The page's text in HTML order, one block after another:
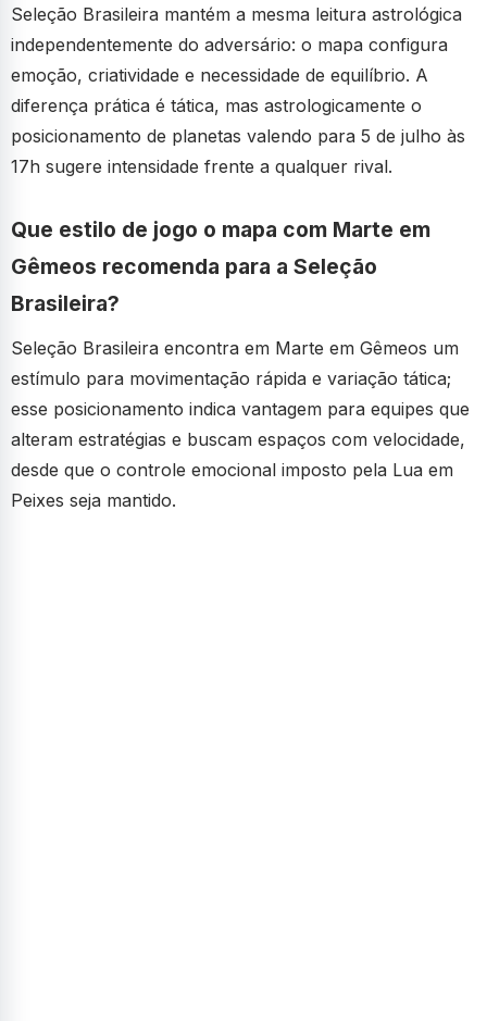
Seleção Brasileira mantém a mesma leitura astrológica
independentemente do adversário: o mapa configura
emoção, criatividade e necessidade de equilíbrio. A
diferença prática é tática, mas astrologicamente o
posicionamento de planetas valendo para 5 de julho às
17h sugere intensidade frente a qualquer rival.
Que estilo de jogo o mapa com Marte em
Gêmeos recomenda para a Seleção
Brasileira?
Seleção Brasileira encontra em Marte em Gêmeos um
estímulo para movimentação rápida e variação tática;
esse posicionamento indica vantagem para equipes que
alteram estratégias e buscam espaços com velocidade,
desde que o controle emocional imposto pela Lua em
Peixes seja mantido.